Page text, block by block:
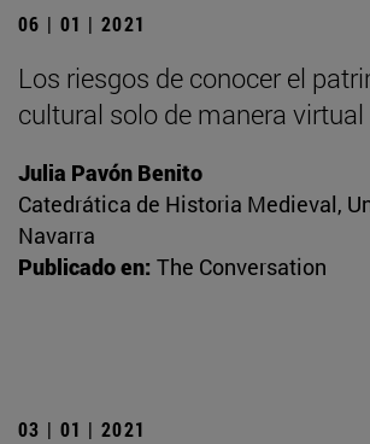
06 | 01 | 2021
Los riesgos de conocer el
cultural solo de manera virtual
Julia Pavón Benito
Catedrática de Historia Medieval,
Navarra
Publicado en: The Conversation
03 | 01 | 2021